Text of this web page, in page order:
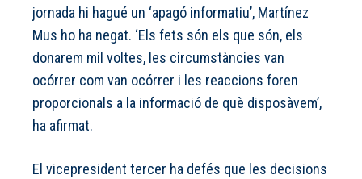
jornada hi hagué un ‘apagó informatiu’, Martínez
Mus ho ha negat. ‘Els fets són els que són, els
donarem mil voltes, les circumstàncies van
ocórrer com van ocórrer i les reaccions foren
proporcionals a la informació de què disposàvem’,
ha afirmat.
El vicepresident tercer ha defés que les decisions